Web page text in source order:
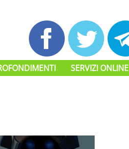
SERVIZI ONLINE